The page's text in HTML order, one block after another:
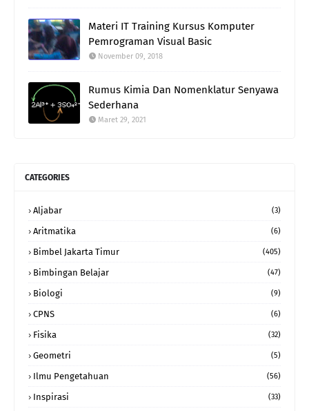
Materi IT Training Kursus Komputer
Pemrograman Visual Basic
November 09, 2018
Rumus Kimia Dan Nomenklatur Senyawa
Sederhana
Maret 29, 2021
CATEGORIES
Aljabar (3)
Aritmatika (6)
Bimbel Jakarta Timur (405)
Bimbingan Belajar (47)
Biologi (9)
CPNS (6)
Fisika (32)
Geometri (5)
Ilmu Pengetahuan (56)
Inspirasi (33)